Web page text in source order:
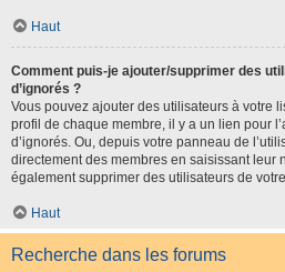
Haut
Comment puis-je ajouter/supprimer des
d’ignorés ?
Vous pouvez ajouter des utilisateurs à votre
profil de chaque membre, il y a un lien pour
d’ignorés. Ou, depuis votre panneau de
directement des membres en saisissant leur
également supprimer des utilisateurs de
Haut
Recherche dans les forums